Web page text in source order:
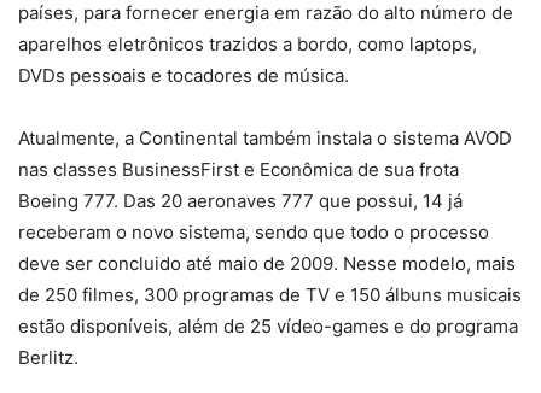
países, para fornecer energia em razão do alto número de
aparelhos eletrônicos trazidos a bordo, como laptops,
DVDs pessoais e tocadores de música.
Atualmente, a Continental também instala o sistema AVOD
nas classes BusinessFirst e Econômica de sua frota
Boeing 777. Das 20 aeronaves 777 que possui, 14 já
receberam o novo sistema, sendo que todo o processo
deve ser concluido até maio de 2009. Nesse modelo, mais
de 250 filmes, 300 programas de TV e 150 álbuns musicais
estão disponíveis, além de 25 vídeo-games e do programa
Berlitz.